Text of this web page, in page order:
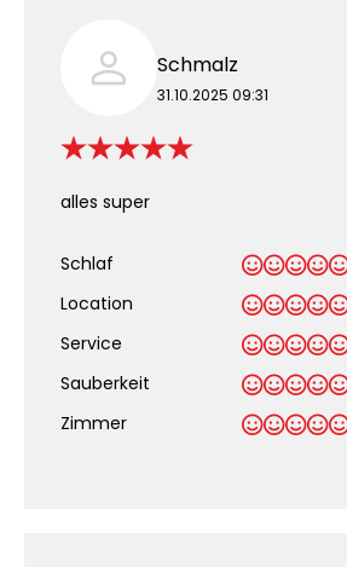
Schmalz
31.10.2025 09:31
alles super
Schlaf
Location
Service
Sauberkeit
Zimmer